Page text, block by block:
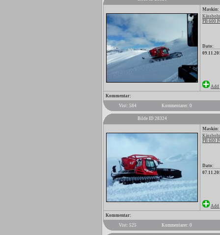
Maskin:
PB 600
Dato:
Add
Kommentar:
Vist: 584
Kommentarer: 0
Bilde ID 28324
Maskin:
PB 600
Dato:
Add
Kommentar:
Vist: 525
Kommentarer: 0